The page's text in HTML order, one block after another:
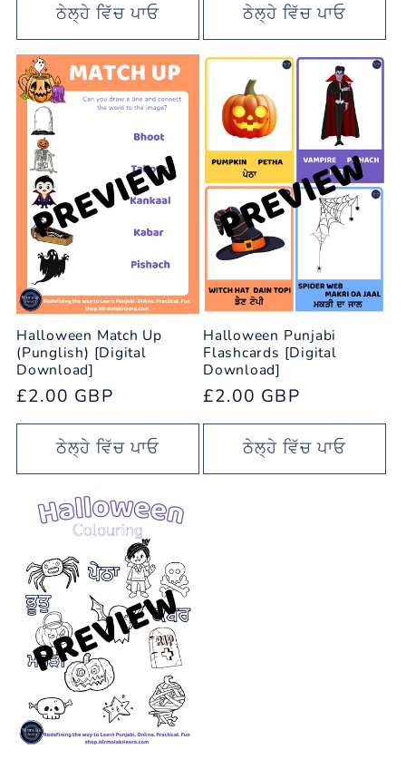
ਠੇਲ੍ਹੇ ਵਿੱਚ ਪਾਓ ਠੇਲ੍ਹੇ ਵਿੱਚ ਪਾਓ
Halloween Match Up
(Punglish) [Digital
Download]
ਨਿਯਮਤ
ਕੀਮਤ
£2.00 GBP
ਠੇਲ੍ਹੇ ਵਿੱਚ ਪਾਓ
Halloween Punjabi
Flashcards [Digital
Download]
ਨਿਯਮਤ
ਕੀਮਤ
£2.00 GBP
ਠੇਲ੍ਹੇ ਵਿੱਚ ਪਾਓ